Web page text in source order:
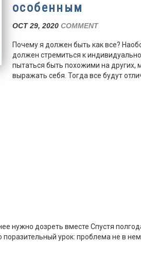
особенным
OCT 29, 2020 COMMENT
Почему я должен быть как все?
должен стремиться к
пытаться быть похожими на других,
выражать себя. Тогда все будут
нужно дозреть вместе Спустя
урок: проблема не в